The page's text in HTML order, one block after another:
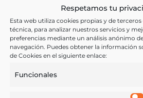
Respetamos tu
Esta web utiliza cookies propias y de
técnica, para analizar nuestros servicios y
preferencias mediante un análisis anónimo
navegación. Puedes obtener la información
de Cookies en el siguiente enlace:
Funcionales
Cuadrilla de aceituneros en la
- : 1940